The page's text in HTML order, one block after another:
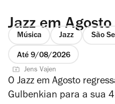
Jazz em Agosto
Música Jazz São
Até 9/08/2026
Jens Vajen
O Jazz em Agosto
Gulbenkian para a sua